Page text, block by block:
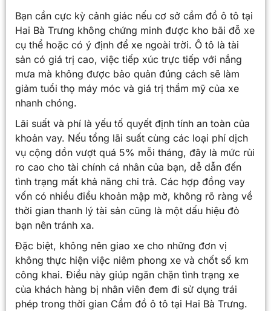
Bạn cần cực kỳ cảnh giác nếu cơ sở cầm đồ ô tô tại
Hai Bà Trưng không chứng minh được kho bãi đỗ xe
cụ thể hoặc có ý định để xe ngoài trời. Ô tô là tài
sản có giá trị cao, việc tiếp xúc trực tiếp với nắng
mưa mà không được bảo quản đúng cách sẽ làm
giảm tuổi thọ máy móc và giá trị thẩm mỹ của xe
nhanh chóng.
Lãi suất và phí là yếu tố quyết định tính an toàn của
khoản vay. Nếu tổng lãi suất cùng các loại phí dịch
vụ cộng dồn vượt quá 5% mỗi tháng, đây là mức rủi
ro cao cho tài chính cá nhân của bạn, dễ dẫn đến
tình trạng mất khả năng chi trả. Các hợp đồng vay
vốn có nhiều điều khoản mập mờ, không rõ ràng về
thời gian thanh lý tài sản cũng là một dấu hiệu đỏ
bạn nên tránh xa.
Đặc biệt, không nên giao xe cho những đơn vị
không thực hiện việc niêm phong xe và chốt số km
công khai. Điều này giúp ngăn chặn tình trạng xe
của khách hàng bị nhân viên đem đi sử dụng trái
phép trong thời gian Cầm đồ ô tô tại Hai Bà Trưng.